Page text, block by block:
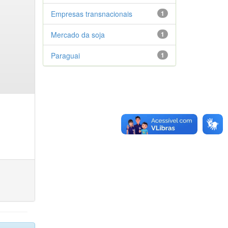
1
Empresas transnacionais
1
Mercado da soja
1
Paraguai